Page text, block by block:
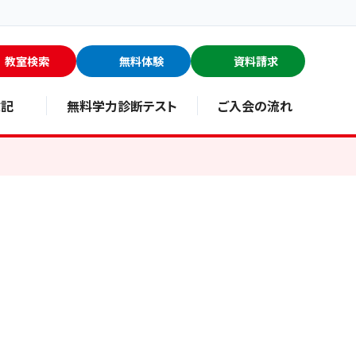
教室検索 無料体験 資料請求
無料学力診断テスト ご入会の流れ